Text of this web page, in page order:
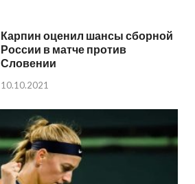
Карпин оценил шансы сборной
России в матче против
Словении
10.10.2021